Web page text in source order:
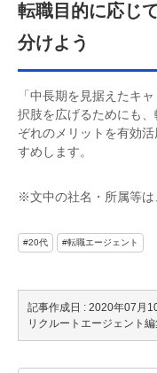
転職目的に応じ
分けよう
「中長期を見据えたキ
択肢を広げるためにも
ぞれのメリットを有効
すめします。
※文中の社名・所属等は
#20代 #転職エージェント
記事作成日 : 2020年07月
リクルートエージェント